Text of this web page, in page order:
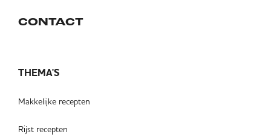
CONTACT
THEMA'S
Makkelijke recepten
Rijst recepten